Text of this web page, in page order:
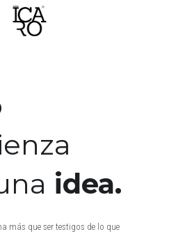
idea.
más que ser testigos de lo que